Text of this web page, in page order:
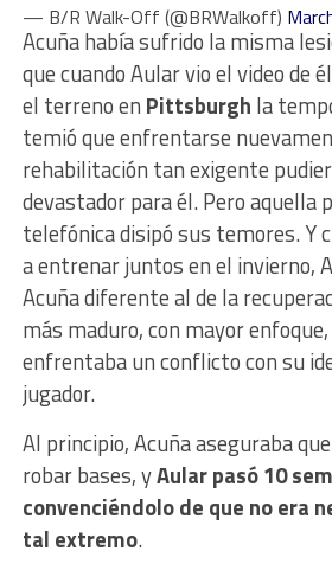
— B/R Walk-Off (@BRWalkoff)
Acuña había sufrido la misma
que cuando Aular vio el video de
el terreno en Pittsburgh la
temió que enfrentarse
rehabilitación tan exigente
devastador para él. Pero aquella
telefónica disipó sus temores. Y
a entrenar juntos en el invierno,
Acuña diferente al de la
más maduro, con mayor
enfrentaba un conflicto con su
jugador.
Al principio, Acuña aseguraba
robar bases, yAular pasó 10
convenciéndolo de que no era
tal extremo.